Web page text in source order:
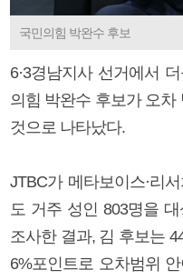
국민의힘 박완수 후보
6·3경남지사 선거에서
의힘 박완수 후보가 오
것으로 나타났다.
JTBC가 메타보이스·리
도 거주 성인 803명을
조사한 결과, 김 후보는
6%포인트로 오차범위